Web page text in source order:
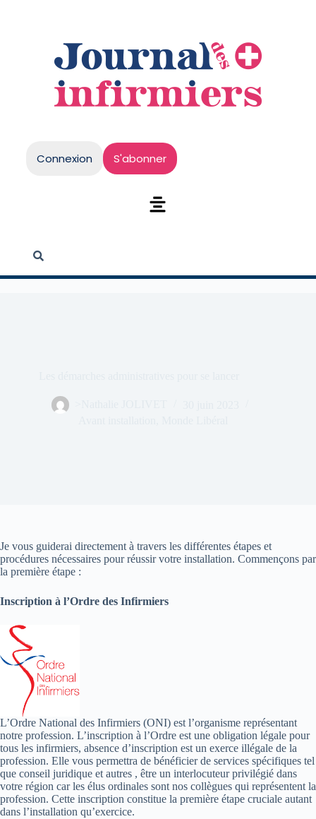
Connexion S'abonner
Je vous guiderai directement à travers les différentes étapes et
procédures nécessaires pour réussir votre installation. Commençons par
la première étape :
Inscription à l’Ordre des Infirmiers
L’Ordre National des Infirmiers (ONI) est l’organisme représentant
notre profession. L’inscription à l’Ordre est une obligation légale pour
tous les infirmiers, absence d’inscription est un exerce illégale de la
profession. Elle vous permettra de bénéficier de services spécifiques tel
que conseil juridique et autres , être un interlocuteur privilégié dans
votre région car les élus ordinales sont nos collègues qui représentent la
profession. Cette inscription constitue la première étape cruciale autant
dans l’installation qu’exercice.